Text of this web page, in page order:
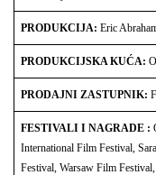
PRODUKCIJA: Eric
PRODUKCIJSKA KUĆA:
PRODAJNI ZASTUPNIK:
FESTIVALI I NAGRADE :
International Film Festival,
Festival, Warsaw Film